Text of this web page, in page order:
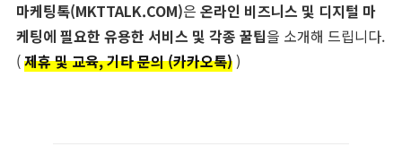
마케팅톡(MKTTALK.COM)은 온라인 비즈니스 및 디지털 마
케팅에 필요한 유용한 서비스 및 각종 꿀팁을 소개해 드립니다.
(제휴 및 교육, 기타 문의 (카카오톡))